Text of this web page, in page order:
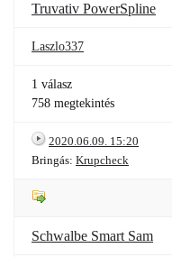
Truvativ PowerSpline
Laszlo337
1 válasz
758 megtekintés
2020.06.09. 15:20
Bringás: Krupcheck
Schwalbe Smart Sam